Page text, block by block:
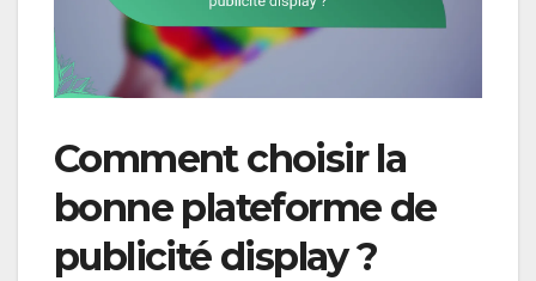
Comment choisir la
bonne plateforme de
publicité display ?